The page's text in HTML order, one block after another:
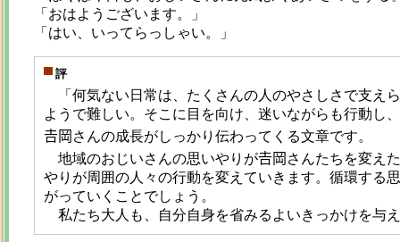
「おはようございます。」
「はい、いってらっしゃい。」
評
「何気ない日常は、たくさんの人のやさしさで支え
ようで難しい。そこに目を向け、迷いながらも行動し
𠮷岡さんの成長がしっかり伝わってくる文章です。
地域のおじいさんの思いやりが𠮷岡さんたちを変え
やりが周囲の人々の行動を変えていきます。循環する
がっていくことでしょう。
私たち大人も、自分自身を省みるよいきっかけを与